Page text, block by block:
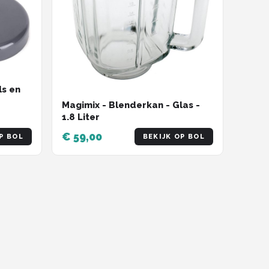
en
BOL
Magimix - Blenderkan - Glas -
1.8 Liter
€ 59,00 BEKIJK OP BOL